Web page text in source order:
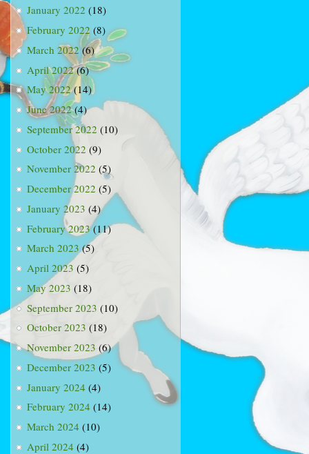
January 2022 (18)
February 2022 (8)
March 2022(6)
April 2022(6)
May 2022(14)
June 2022(4)
September 2022 (10)
October 2022 (9)
November 2022 (5)
December 2022 (5)
January 2023 (4)
February 2023(11)
March 2023(5)
April 2023 (5)
May 2023 (18)
September 2023 (10)
October 2023 (18)
November 2023 (6)
December 2023 (5)
January 2024 (4)
February 2024 (14)
March 2024 (10)
April 2024 (4)